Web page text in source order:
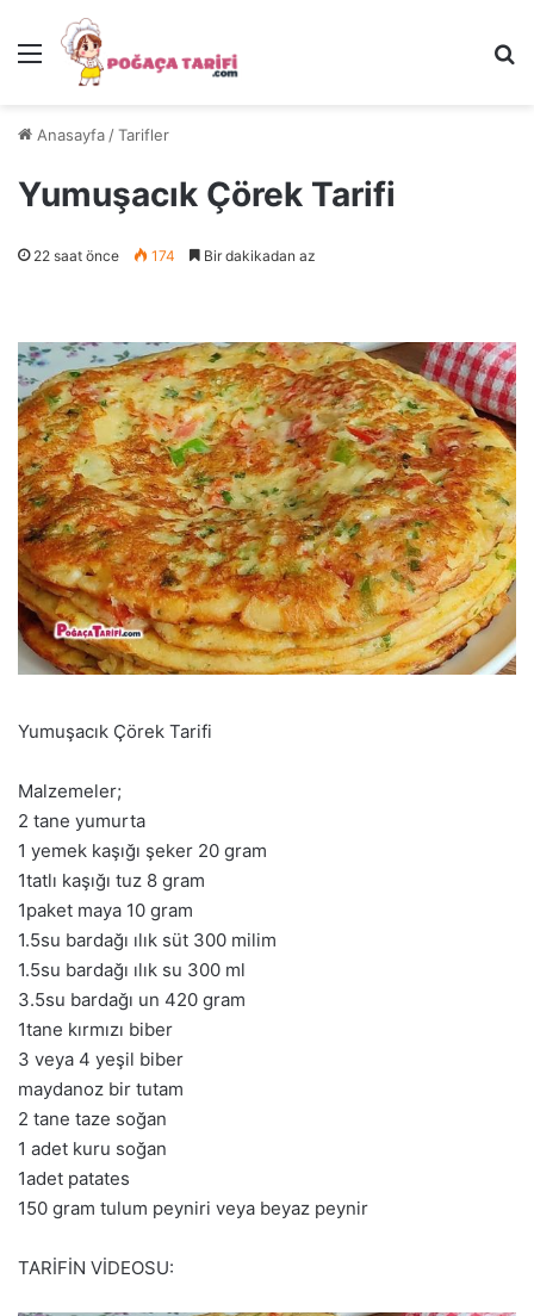
Menü
Anasayfa /Tarifler
Yumuşacık Çörek Tarifi
22 saat önce 174 Bir dakikadan az
Yumuşacık Çörek Tarifi
Malzemeler;
2 tane yumurta
1 yemek kaşığı şeker 20 gram
1tatlı kaşığı tuz 8 gram
1paket maya 10 gram
1.5su bardağı ılık süt 300 milim
1.5su bardağı ılık su 300 ml
3.5su bardağı un 420 gram
1tane kırmızı biber
3 veya 4 yeşil biber
maydanoz bir tutam
2 tane taze soğan
1 adet kuru soğan
1adet patates
150 gram tulum peyniri veya beyaz peynir
TARİFİN VİDEOSU: